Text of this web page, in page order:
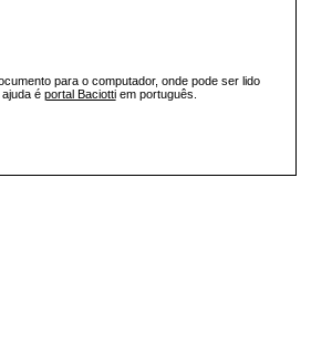
para o computador, onde pode ser lido
ajuda é portal Baciottiem português.